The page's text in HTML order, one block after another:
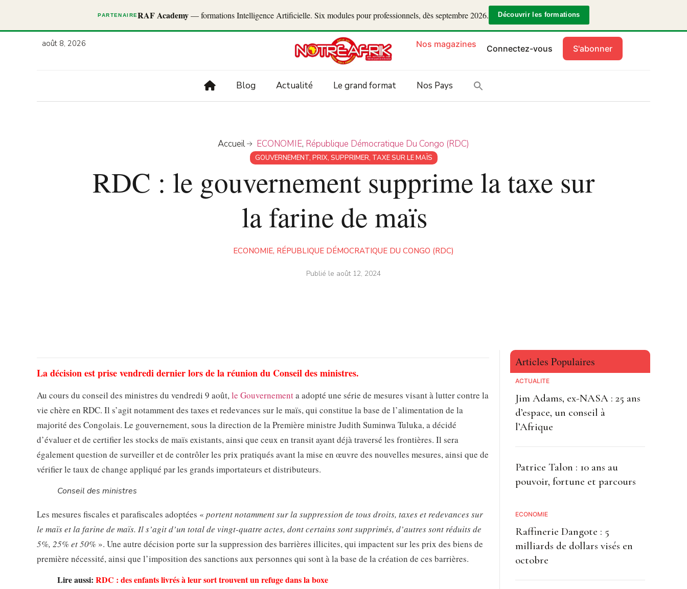
PARTENAIRERAF Academy— formations Intelligence Artificielle. Six modules pour professionnels, dès septembre 2026. Découvrir les formations
août 8, 2026 Nos magazines Connectez-vous S'abonner
Blog Actualité Le grand format Nos Pays
Accueil ECONOMIE, République Démocratique Du Congo (RDC)
GOUVERNEMENT, PRIX, SUPPRIMER, TAXE SUR LE MAÏS
RDC : le gouvernement supprime la taxe sur
la farine de maïs
ECONOMIE, RÉPUBLIQUE DÉMOCRATIQUE DU CONGO (RDC)
Publié le août 12, 2024
La décision est prise vendredi dernier lors de la réunion du Conseil des ministres.
Au cours du conseil des ministres du vendredi 9 août, le Gouvernementa adopté une série de mesures visant à lutter contre la
vie chère en RDC. Il s’agit notamment des taxes et redevances sur le maïs, qui constitue la base de l’alimentation de la
majorité des Congolais. Le gouvernement, sous la direction de la Première ministre Judith Suminwa Tuluka, a décidé
d’évaluer et de certifier les stocks de maïs existants, ainsi que ceux en transit ayant déjà traversé les frontières. Il sera
également question de surveiller et de contrôler les prix pratiqués avant la mise en œuvre des nouvelles mesures, ainsi que de
vérifier le taux de change appliqué par les grands importateurs et distributeurs.
Conseil des ministres
Les mesures fiscales et parafiscales adoptées « portent notamment sur la suppression de tous droits, taxes et redevances sur
le maïs et la farine de maïs. Il s’agit d’un total de vingt-quatre actes, dont certains sont supprimés, d’autres sont réduits de
5%, 25% et 50% ». Une autre décision porte sur la suppression des barrières illicites, qui impactent sur les prix des biens de
première nécessité, ainsi que l’imposition des sanctions aux personnes qui sont à la base de la création de ces barrières.
Lire aussi: RDC : des enfants livrés à leur sort trouvent un refuge dans la boxe
Articles Populaires
ACTUALITE
Jim Adams, ex-NASA : 25 ans
d’espace, un conseil à
l’Afrique
Patrice Talon : 10 ans au
pouvoir, fortune et parcours
ECONOMIE
Raffinerie Dangote : 5
milliards de dollars visés en
octobre